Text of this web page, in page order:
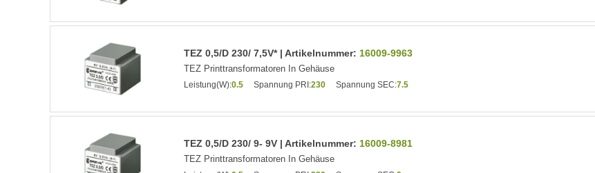
TEZ 0,5/D 230/ 7,5V* | Artikelnummer: 16009-9963
TEZ Printtransformatoren In Gehäuse
Leistung(W):0.5 Spannung PRI:230 Spannung SEC:7.5
TEZ 0,5/D 230/ 9- 9V | Artikelnummer: 16009-8981
TEZ Printtransformatoren In Gehäuse